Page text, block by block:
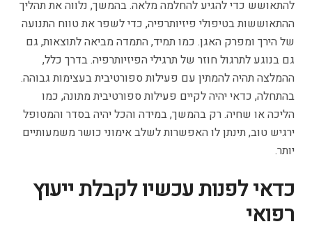
להתאושש כדי להגיע להחלמה מלאה. בהמשך, נלווה את תהליך
ההתאוששות בטיפולי פיזיותרפיה, כדי לשפר את טווח התנועה
של הירך ומפרק האגן. כמו תמיד, התמדה מביאה לתוצאות, גם
גם בנוגע לתרגול חוזר של תרגילי הפיזיותרפיה. בדרך כלל,
ההמלצה תהיה להמתין עם פעילות ספורטיבית בעצימות גבוהה.
בהתחלה, כדאי יהיה לקיים פעילות ספורטיבית מתונה, כמו
הליכה או שחיה. רק בהמשך, במידה והכל יהיה בסדר והמטופל
ירגיש טוב, תינתן לו האפשרות לשלב אימוני כושר משמעותיים
יותר.
כדאי לפנות עכשיו לקבלת ייעוץ
רפואי